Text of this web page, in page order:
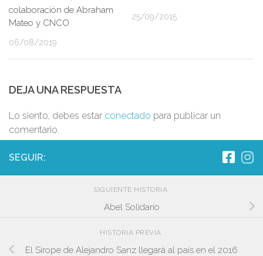
colaboración de Abraham
Mateo y CNCO
06/08/2019
25/09/2015
DEJA UNA RESPUESTA
Lo siento, debes estar conectado para publicar un
comentario.
SEGUIR:
SIGUIENTE HISTORIA
Abel Solidario
HISTORIA PREVIA
El Sirope de Alejandro Sanz llegará al país en el 2016